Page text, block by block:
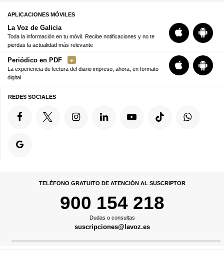
APLICACIONES MÓVILES
La Voz de Galicia
Toda la información en tu móvil. Recibe notificaciones y no te
pierdas la actualidad más relevante
Periódico en PDF
La experiencia de lectura del diario impreso, ahora, en formato
digital
REDES SOCIALES
TELÉFONO GRATUITO DE ATENCIÓN AL SUSCRIPTOR
900 154 218
Dudas o consultas
suscripciones@lavoz.es